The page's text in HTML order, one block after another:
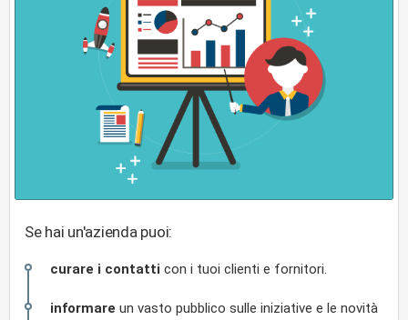
Se hai un'azienda puoi:
curare i contatti con i tuoi clienti e fornitori.
informare un vasto pubblico sulle iniziative e le novità